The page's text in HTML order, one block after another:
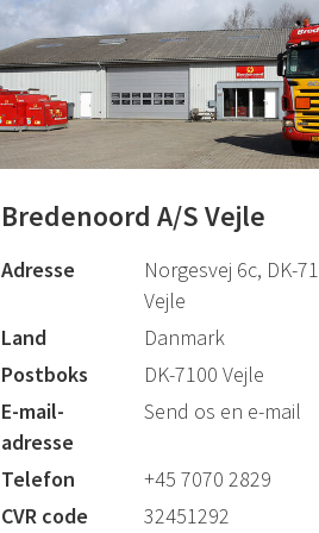
Bredenoord A/S Vejle
Adresse
Norgesvej 6c, DK-
Vejle
Land
Danmark
Postboks
DK-7100 Vejle
E-mail-
adresse
Send os en e-mail
Telefon
+45 7070 2829
CVR code
32451292